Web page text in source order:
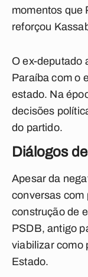
momentos que
reforçou
O ex-deputado
Paraíba com o
estado. Na
decisões
do partido.
Diálogos
Apesar da
conversas com
construção de
PSDB, antigo
viabilizar como
Estado.